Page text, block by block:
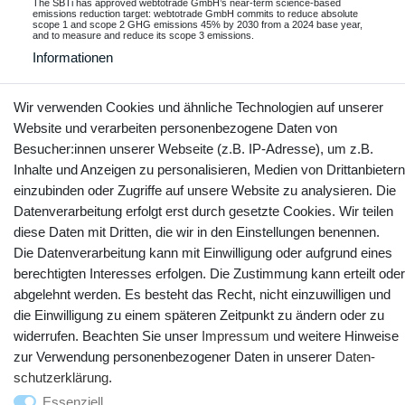
The SBTi has approved webtotrade GmbH’s near-term science-based
emissions reduction target: webtotrade GmbH commits to reduce absolute
scope 1 and scope 2 GHG emissions 45% by 2030 from a 2024 base year,
and to measure and reduce its scope 3 emissions.
Informationen
Vertrag widerrufen Kontakt
YouTube Facebook Instagram
© Copyright 2025 webtotrade GmbH. Alle Rechte vorbehalten.
Wir verwenden Cookies und ähnliche Technologien auf unserer
Website und verarbeiten personenbezogene Daten von
Besucher:innen unserer Webseite (z.B. IP-Adresse), um z.B.
Inhalte und Anzeigen zu personalisieren, Medien von Drittanbietern
einzubinden oder Zugriffe auf unsere Website zu analysieren. Die
Datenverarbeitung erfolgt erst durch gesetzte Cookies. Wir teilen
diese Daten mit Dritten, die wir in den Einstellungen benennen.
Die Datenverarbeitung kann mit Einwilligung oder aufgrund eines
berechtigten Interesses erfolgen. Die Zustimmung kann erteilt oder
abgelehnt werden. Es besteht das Recht, nicht einzuwilligen und
die Einwilligung zu einem späteren Zeitpunkt zu ändern oder zu
widerrufen. Beachten Sie unser Impressum und weitere Hinweise
zur Verwendung personenbezogener Daten in unserer Daten­
schutz­erklärung.
Essenziell